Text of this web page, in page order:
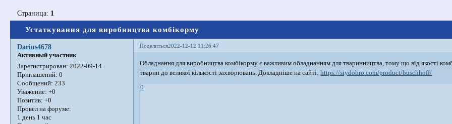
Устаткування для виробництва комбікорму
Страница: 1
Поделиться2022-12-12 11:26:47
Darius4678
Активный участник
Зарегистрирован: 2022-09-14
Приглашений: 0
Сообщений: 233
Уважение: +0
Позитив: +0
Провел на форуме:
1 день 1 час
Обладнання для виробництва комбікорму є важливим обладнанням для тваринництва, тому що від якості
тварин до великої кількості захворювань. Докладніше на сайті:https://siydobro.com/product/buschhoff/
0